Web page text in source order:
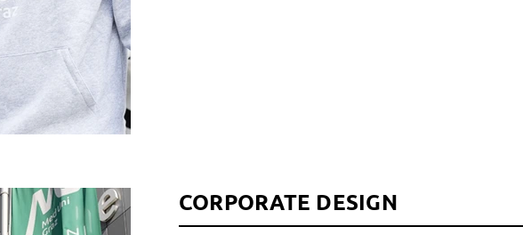
CORPORATE DESIGN